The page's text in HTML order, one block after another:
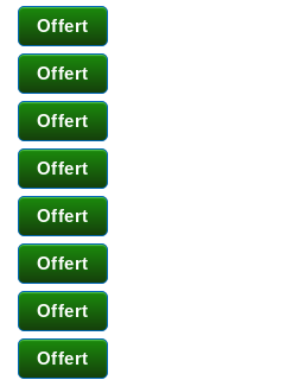
Offert
Offert
Offert
Offert
Offert
Offert
Offert
Offert